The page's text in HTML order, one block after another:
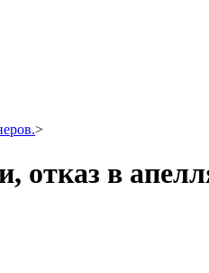
>
отказ в